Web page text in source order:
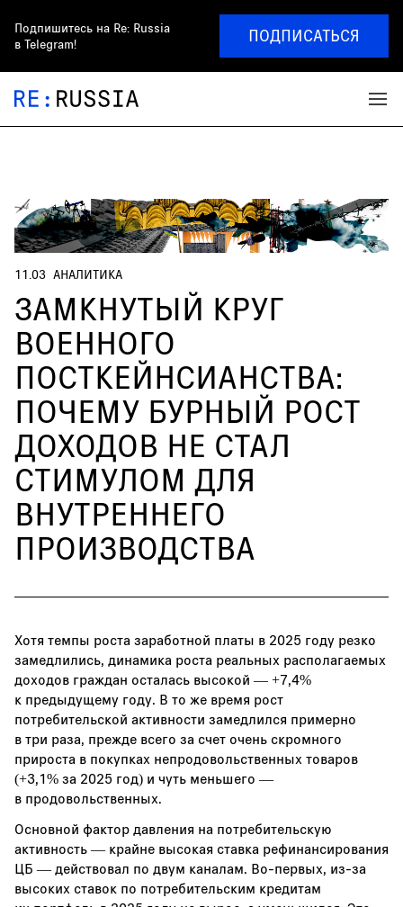
Подпишитесь на Re: Russia
в Telegram!
ПОДПИСАТЬСЯ
11.03 АНАЛИТИКА
ЗАМКНУТЫЙ КРУГ
ВОЕННОГО
ПОСТКЕЙНСИАНСТВА:
ПОЧЕМУ БУРНЫЙ РОСТ
ДОХОДОВ НЕ СТАЛ
СТИМУЛОМ ДЛЯ
ВНУТРЕННЕГО
ПРОИЗВОДСТВА
Хотя темпы роста заработной платы в 2025 году резко
замедлились, динамика роста реальных располагаемых
доходов граждан осталась высокой — +7,4%
к предыдущему году. В то же время рост
потребительской активности замедлился примерно
в три раза, прежде всего за счет очень скромного
прироста в покупках непродовольственных товаров
(+3,1% за 2025 год) и чуть меньшего —
в продовольственных.
Основной фактор давления на потребительскую
активность — крайне высокая ставка рефинансирования
ЦБ — действовал по двум каналам. Во-первых, из-за
высоких ставок по потребительским кредитам